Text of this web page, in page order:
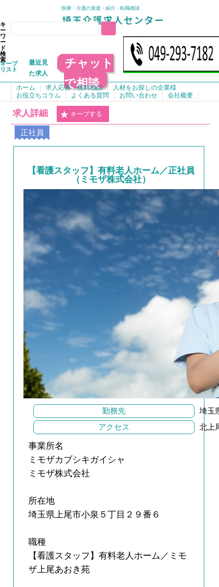
医療・介護の派遣・紹介・転職相談
キ
ー
ワ
ー
ド
検
索
キープ
リスト
最近見
た求人
チャット
で相談
ホーム 求人応募・無料相談
人材をお探しの企業様
お役立ちコラム
よくある質問 お問い合わせ 会社概要
求人詳細 キープする
正社員
【看護スタッフ】有料老人ホーム／正社員
（ミモザ株式会社）
勤務先
埼玉
アクセス
北上
事業所名
ミモザカブシキガイシャ
ミモザ株式会社
所在地
埼玉県上尾市小泉５丁目２９番６
職種
【看護スタッフ】有料老人ホーム／ミモ
ザ上尾あおき苑